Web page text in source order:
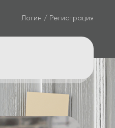
Логин / Регистрация